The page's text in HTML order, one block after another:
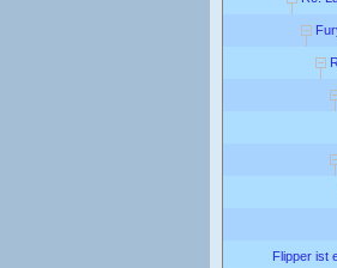
Flipper ist